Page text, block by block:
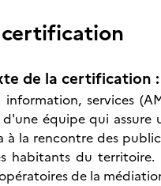
certification
de la certification :
information, services
équipe qui assure
à la rencontre des
habitants du territoire.
de la